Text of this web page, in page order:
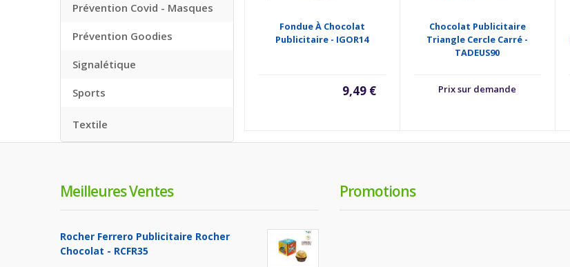
Prévention Covid - Masques
Prévention Goodies
Signalétique
Sports
Textile
Fondue À Chocolat
Publicitaire - IGOR14
9,49 €
Chocolat Publicitaire
Triangle Cercle Carré -
TADEUS90
Prix sur demande
Meilleures Ventes
Rocher Ferrero Publicitaire Rocher
Chocolat - RCFR35
Promotions